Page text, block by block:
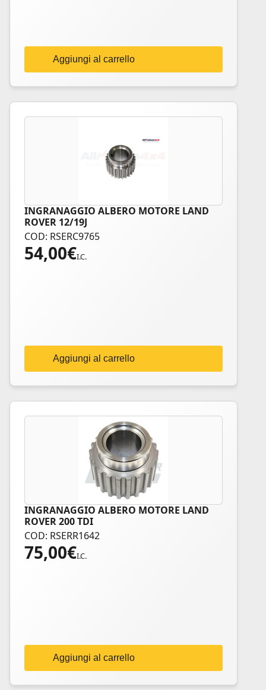
Aggiungi al carrello
INGRANAGGIO ALBERO MOTORE LAND
ROVER 12/19J
COD: RSERC9765
54,00€I.C.
Aggiungi al carrello
INGRANAGGIO ALBERO MOTORE LAND
ROVER 200 TDI
COD: RSERR1642
75,00€I.C.
Aggiungi al carrello